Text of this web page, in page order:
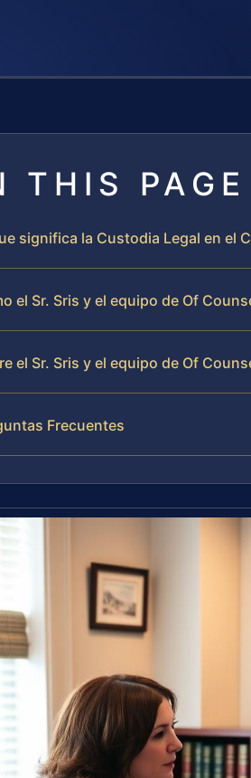
THIS PAGE
significa la Custodia Legal en el
el Sr. Sris y el equipo de Of
el Sr. Sris y el equipo de Of
Frecuentes